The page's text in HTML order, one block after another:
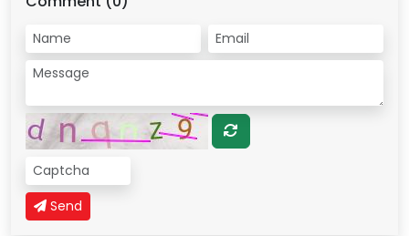
Send